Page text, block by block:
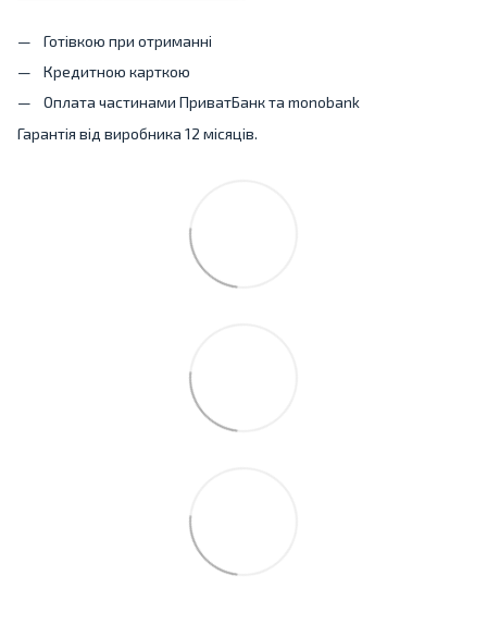
Готівкою при отриманні
Кредитною карткою
Оплата частинами ПриватБанк та monobank
Гарантія від виробника 12 місяців.